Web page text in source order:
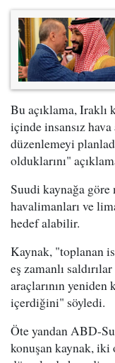
Bu açıklama, Iraklı
içinde insansız
düzenlemeyi
olduklarını"
Suudi kaynağa göre
havalimanları ve
hedef alabilir.
Kaynak, "toplanan
eş zamanlı
araçlarının yeniden
içerdiğini" söyledi.
Öte yandan ABD-
konuşan kaynak,